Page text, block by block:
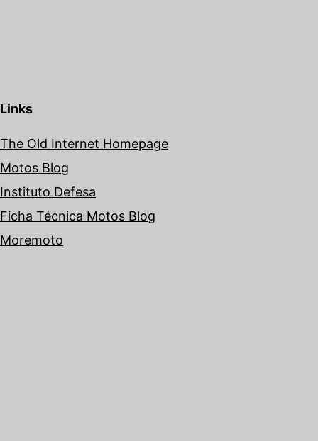
Links
The Old Internet Homepage
Motos Blog
Instituto Defesa
Ficha Técnica Motos Blog
Moremoto